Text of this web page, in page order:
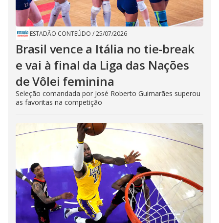
ESTADÃO CONTEÚDO /25/07/2026
Brasil vence a Itália no tie-break
e vai à final da Liga das Nações
de Vôlei feminina
Seleção comandada por José Roberto Guimarães superou
as favoritas na competição